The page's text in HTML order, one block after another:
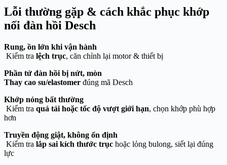
Lỗi thường gặp & cách khắc phục khớp
nối đàn hồi Desch
Rung, ồn lớn khi vận hành
Kiểm tra lệch trục, căn chỉnh lại motor & thiết bị
Phần tử đàn hồi bị nứt, mòn
Thay cao su/elastomer đúng mã Desch
Khớp nóng bất thường
Kiểm tra quá tải hoặc tốc độ vượt giới hạn, chọn khớp phù hợp
hơn
Truyền động giật, không ổn định
Kiểm tra lắp sai kích thước trục hoặc lỏng bulong, siết lại đúng
lực